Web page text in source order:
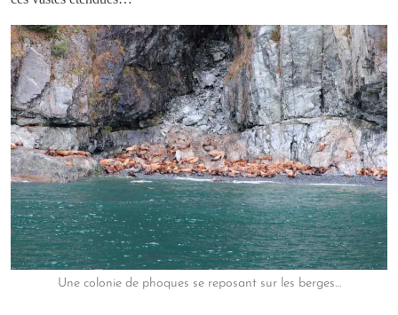
Une colonie de phoques se reposant sur les berges…